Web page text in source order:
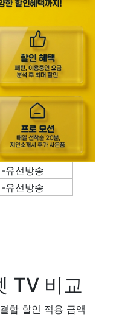
TV 비교
합 할인 적용 금액